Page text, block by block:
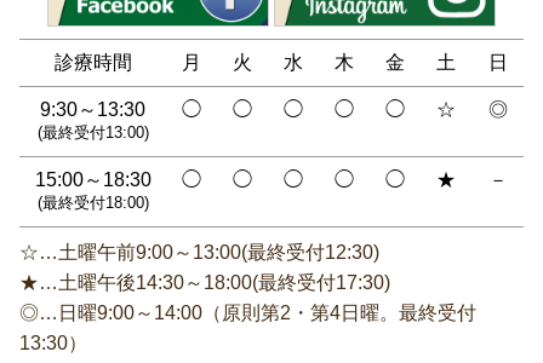
診療時間 月 火 水 木 金 土 日
9:30～13:30
(最終受付13:00)
◯ ◯ ◯ ◯ ◯ ☆ ◎
15:00～18:30
(最終受付18:00)
◯ ◯ ◯ ◯ ◯ ★ －
☆…土曜午前9:00～13:00(最終受付12:30)
★…土曜午後14:30～18:00(最終受付17:30)
◎…日曜9:00～14:00（原則第2・第4日曜。最終受付
13:30）